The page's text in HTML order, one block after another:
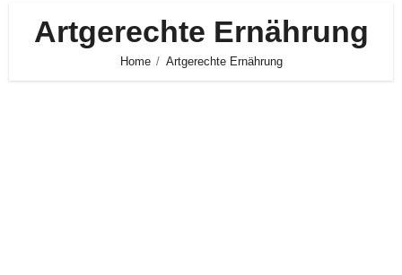
Artgerechte Ernährung
Home Artgerechte Ernährung